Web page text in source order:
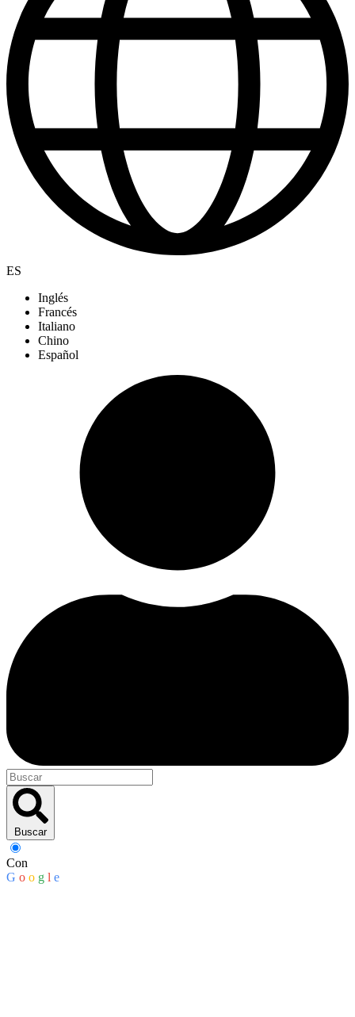
ES
Inglés
Francés
Italiano
Chino
Español
Buscar
Con
G o o g l e